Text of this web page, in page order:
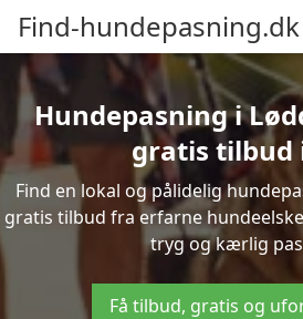
Find-hundepasning.dk
Hundepasning i
gratis tilbud
Find en lokal og pålidelig
gratis tilbud fra erfarne
tryg og kærlig
Få tilbud, gratis og